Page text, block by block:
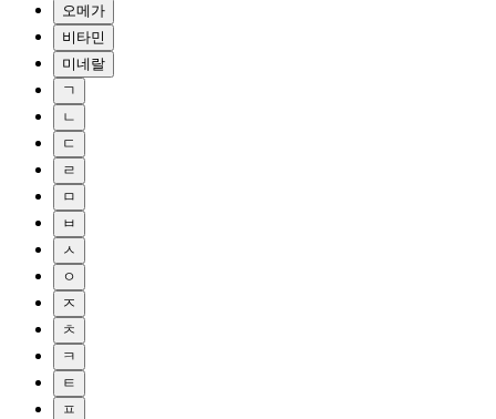
오메가
비타민
미네랄
ㄱ
ㄴ
ㄷ
ㄹ
ㅁ
ㅂ
ㅅ
ㅇ
ㅈ
ㅊ
ㅋ
ㅌ
ㅍ